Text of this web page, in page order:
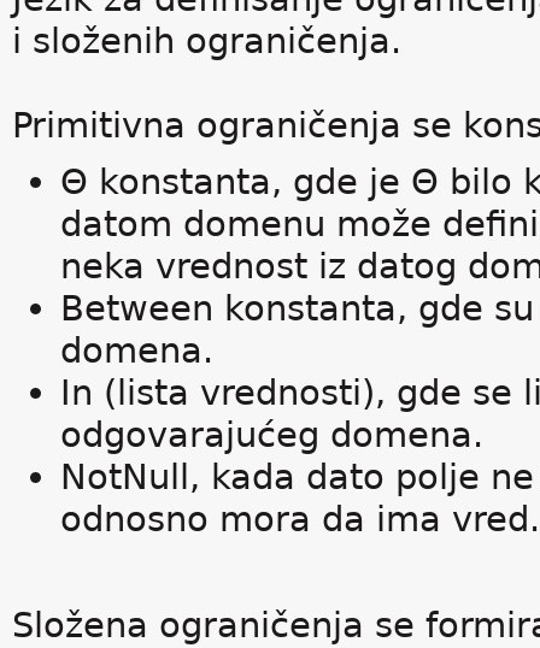
i složenih ograničenja.
Primitivna ograničenja se
Θ konstanta, gde je Θ bilo
datom domenu može
neka vrednost iz datog
Between konstanta, gde
domena.
In (lista vrednosti), gde se
odgovarajućeg domena.
NotNull, kada dato polje
odnosno mora da ima vred.
Složena ograničenja se